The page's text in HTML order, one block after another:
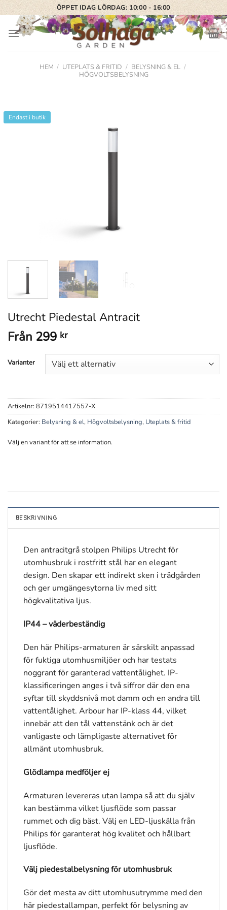
Skip
to
content
ÖPPET IDAG LÖRDAG: 10:00 - 16:00
HEM / UTEPLATS & FRITID / BELYSNING & EL /
HÖGVOLTSBELYSNING
Endast i butik
Utrecht Piedestal Antracit
Från 299 kr
Varianter
Artikelnr: 8719514417557-X
Kategorier: Belysning & el, Högvoltsbelysning, Uteplats & fritid
Välj en variant för att se information.
BESKRIVNING
Den antracitgrå stolpen Philips Utrecht för
utomhusbruk i rostfritt stål har en elegant
design. Den skapar ett indirekt sken i trädgården
och ger umgängesytorna liv med sitt
högkvalitativa ljus.
IP44 – väderbeständig
Den här Philips-armaturen är särskilt anpassad
för fuktiga utomhusmiljöer och har testats
noggrant för garanterad vattentålighet. IP-
klassificeringen anges i två siffror där den ena
syftar till skyddsnivå mot damm och en andra till
vattentålighet. Arbour har IP-klass 44, vilket
innebär att den tål vattenstänk och är det
vanligaste och lämpligaste alternativet för
allmänt utomhusbruk.
Glödlampa medföljer ej
Armaturen levereras utan lampa så att du själv
kan bestämma vilket ljusflöde som passar
rummet och dig bäst. Välj en LED-ljuskälla från
Philips för garanterat hög kvalitet och hållbart
ljusflöde.
Välj piedestalbelysning för utomhusbruk
Gör det mesta av ditt utomhusutrymme med den
här piedestallampan, perfekt för belysning av